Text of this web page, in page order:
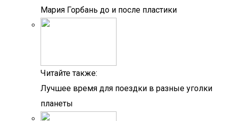
Мария Горбань до и после пластики
Читайте также:
Лучшее время для поездки в разные уголки
планеты